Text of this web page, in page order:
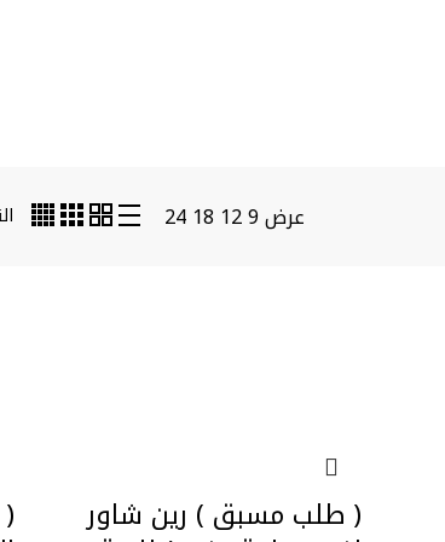
عرض9
12
18
24
( طلب مسبق ) رين شاور